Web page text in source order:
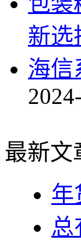
新选
海信
最新文
年
总